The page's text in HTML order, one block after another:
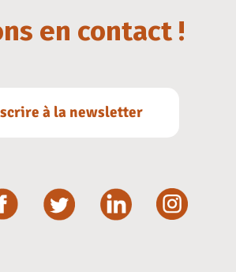
en contact !
à la newsletter